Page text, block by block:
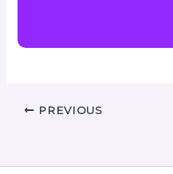
PREVIOUS